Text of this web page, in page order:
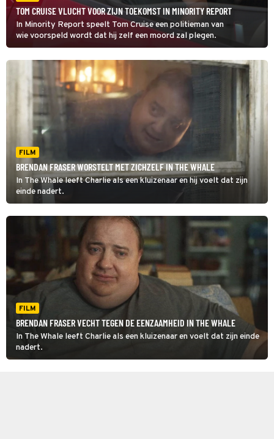
TOM CRUISE VLUCHT VOOR ZIJN TOEKOMST IN MINORITY REPORT
In Minority Report speelt Tom Cruise een politieman van
wie voorspeld wordt dat hij zelf een moord zal plegen.
FILM
BRENDAN FRASER WORSTELT MET ZICHZELF IN THE WHALE
In The Whale leeft Charlie als een kluizenaar en hij voelt dat zijn
einde nadert.
FILM
BRENDAN FRASER VECHT TEGEN DE EENZAAMHEID IN THE WHALE
In The Whale leeft Charlie als een kluizenaar en voelt dat zijn einde
nadert.